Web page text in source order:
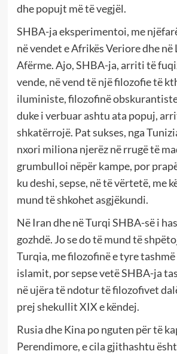
dhe popujt më të vegjël.
SHBA-ja eksperimentoi, me
në vendet e Afrikës Veriore dhe në
Afërme. Ajo, SHBA-ja, arriti të
vende, në vend të një filozofie të
iluministe, filozofinë
duke i verbuar ashtu ata popuj,
shkatërrojë. Pat sukses, nga
nxori miliona njerëz në rrugë të
grumbulloi nëpër kampe, por
ku deshi, sepse, në të vërtetë, me
mund të shkohet asgjëkundi.
Në Iran dhe në Turqi SHBA-së i
gozhdë. Jo se do të mund të
Turqia, me filozofinë e tyre
islamit, por sepse vetë SHBA-ja
në ujëra të ndotur të filozofivet
prej shekullit XIX e këndej.
Rusia dhe Kina po nguten për të
Perendimore, e cila gjithashtu